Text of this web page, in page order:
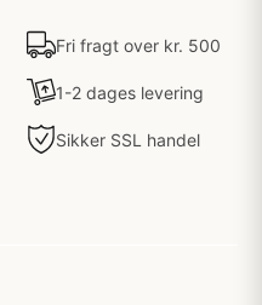
Fri fragt over kr. 500
1-2 dages levering
Sikker SSL handel